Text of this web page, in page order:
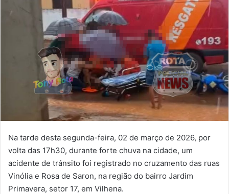
Na tarde desta segunda-feira, 02 de março de 2026, por
volta das 17h30, durante forte chuva na cidade, um
acidente de trânsito foi registrado no cruzamento das ruas
Vinólia e Rosa de Saron, na região do bairro Jardim
Primavera, setor 17, em Vilhena.